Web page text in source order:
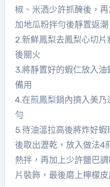
椒、米酒少許抓醃後，
加地瓜粉拌勻後靜置返潮
2.新鮮鳳梨去鳳梨心切
後關火
3.將靜置好的蝦仁放入
備用
4.在煎鳳梨鍋內擠入美
勻
5.待油溫拉高後將炸好
後取出瀝乾，放入做法4
熱拌，再加上少許鹽巴
片裝飾，最後磨上檸檬皮